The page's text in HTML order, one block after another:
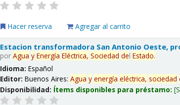
Hacer reserva Agregar al carrito
Estacion transformadora San Antonio Oeste,
porAgua y Energía Eléctrica, Sociedad delEstado.
Idioma:Español
Editor:Buenos Aires:Agua y energía eléctrica, sociedad
Disponibilidad: Ítems disponibles para préstamo: